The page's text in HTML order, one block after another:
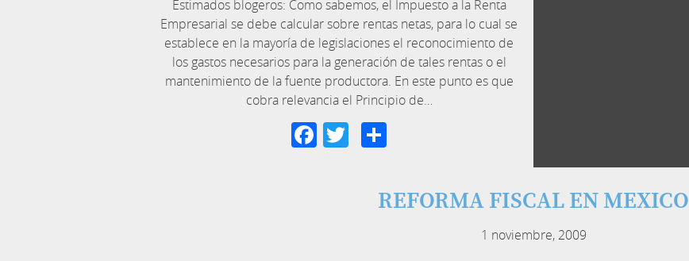
Estimados blogeros: Como sabemos, el Impuesto a la Renta
Empresarial se debe calcular sobre rentas netas, para lo cual se
establece en la mayoría de legislaciones el reconocimiento de
los gastos necesarios para la generación de tales rentas o el
mantenimiento de la fuente productora. En este punto es que
cobra relevancia el Principio de…
Facebook
Twitter
REFORMA FISCAL EN MEXICO
1 noviembre, 2009